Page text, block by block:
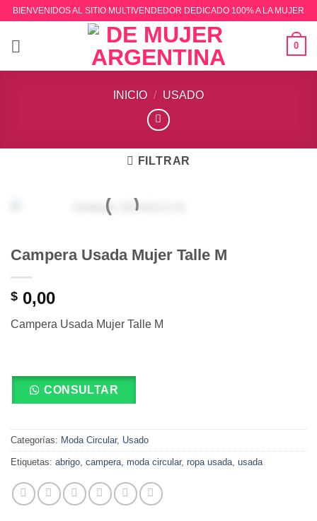
Saltar
contenido
BIENVENIDOS AL SITIO MULTIVENDEDOR DEDICADO 100% A LA MUJER
0
INICIO / USADO
FILTRAR
Campera Usada Mujer Talle M
$ 0,00
Campera Usada Mujer Talle M
CONSULTAR
Categorías: Moda Circular, Usado
Etiquetas: abrigo, campera, moda circular, ropa usada, usada